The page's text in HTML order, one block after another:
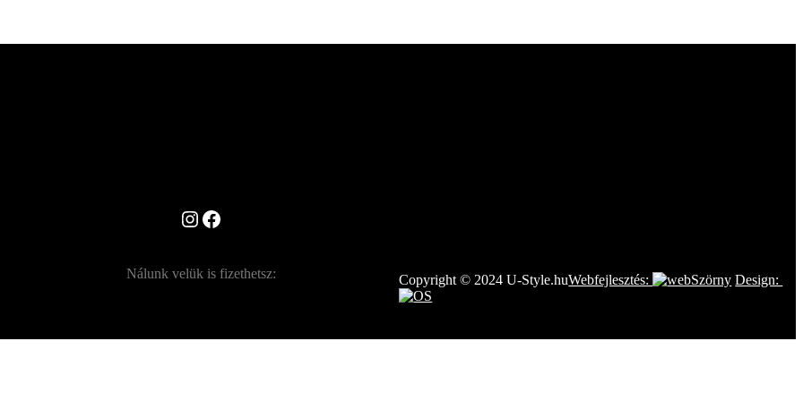
Instagram
Facebook
Nálunk velük is fizethetsz: Copyright © 2024 U-Style.huWebfejlesztés: Design: